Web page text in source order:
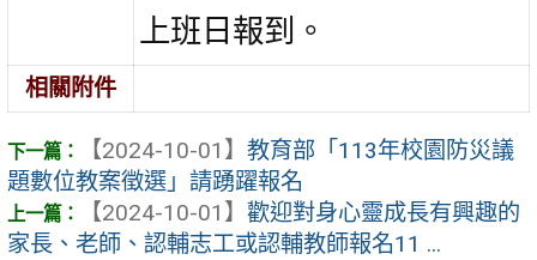
上班日報到。
相關附件
【2024-10-01】 教育部「113年校園防災議
題數位教案徵選」請踴躍報名
【2024-10-01】 歡迎對身心靈成長有興趣的
家長、老師、認輔志工或認輔教師報名11 ...